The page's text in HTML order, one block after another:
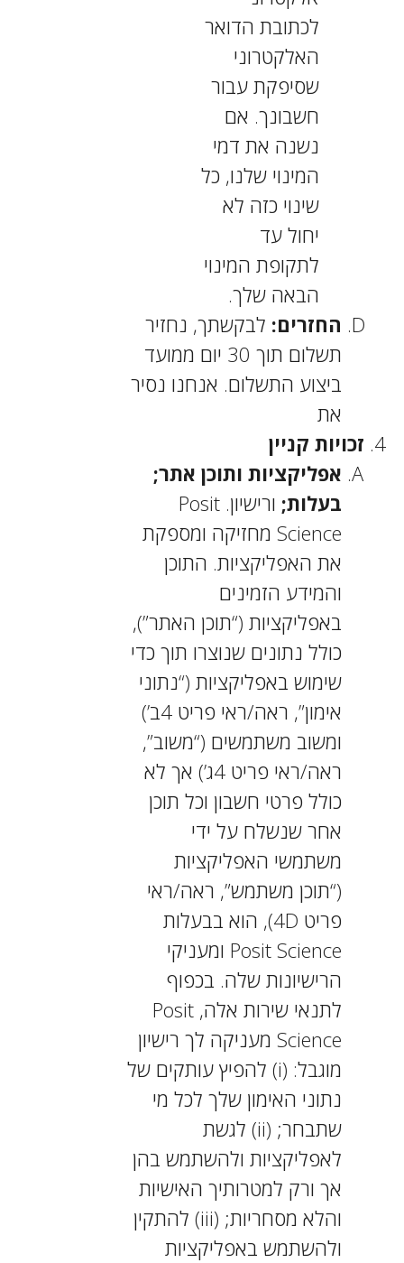
לכתובת הדואר
האלקטרוני
שסיפקת עבור
חשבונך. אם
נשנה את דמי
המינוי שלנו, כל
שינוי כזה לא
יחול עד
לתקופת המינוי
הבאה שלך.
החזרים: לבקשתך, נחזיר
תשלום תוך 30 יום ממועד
ביצוע התשלום. אנחנו נסיר
את
זכויות קניין
אפליקציות ותוכן אתר;
בעלות;
ורישיון. Posit
Science מחזיקה ומספקת
את האפליקציות. התוכן
והמידע הזמינים
באפליקציות (“תוכן האתר”),
כולל נתונים שנוצרו תוך כדי
שימוש באפליקציות (“נתוני
אימון”, ראה/ראי פריט 4ב’)
ומשוב משתמשים (“משוב”,
ראה/ראי פריט 4ג’) אך לא
כולל פרטי חשבון וכל תוכן
אחר שנשלח על ידי
משתמשי האפליקציות
(“תוכן משתמש”, ראה/ראי
פריט 4D), הוא בבעלות
Posit Science ומעניקי
הרישיונות שלה. בכפוף
לתנאי שירות אלה, Posit
Science מעניקה לך רישיון
מוגבל: (i) להפיץ עותקים של
נתוני האימון שלך לכל מי
שתבחר; (ii) לגשת
לאפליקציות ולהשתמש בהן
אך ורק למטרותיך האישיות
והלא מסחריות; (iii) להתקין
ולהשתמש באפליקציות